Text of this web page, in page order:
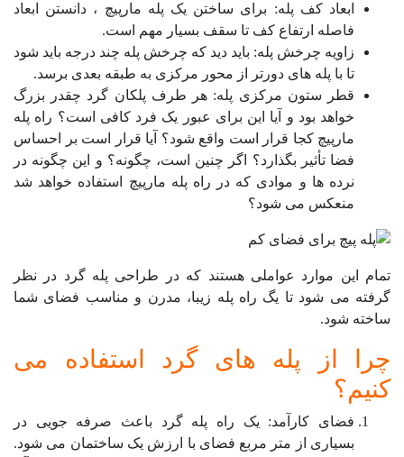
ابعاد کف پله: برای ساختن یک پله مارپیچ ، دانستن ابعاد
فاصله ارتفاع کف تا سقف بسیار مهم است.
زاویه چرخش پله: باید دید که چرخش پله چند درجه باید شود
تا با پله های دورتر از محور مرکزی به طبقه بعدی برسد.
قطر ستون مرکزی پله: هر طرف پلکان گرد چقدر بزرگ
خواهد بود و آیا این برای عبور یک فرد کافی است؟ راه پله
مارپیچ کجا قرار است واقع شود؟ آیا قرار است بر احساس
فضا تأثیر بگذارد؟ اگر چنین است، چگونه؟ و این چگونه در
نرده ها و موادی که در راه پله مارپیچ استفاده خواهد شد
منعکس می شود؟
تمام این موارد عواملی هستند که در طراحی پله گرد در نظر
گرفته می شود تا یگ راه پله زیبا، مدرن و مناسب فضای شما
ساخته شود.
چرا از پله های گرد استفاده می
کنیم؟
فضای کارآمد: یک راه پله گرد باعث صرفه جویی در
بسیاری از متر مربع فضای با ارزش یک ساختمان می شود.